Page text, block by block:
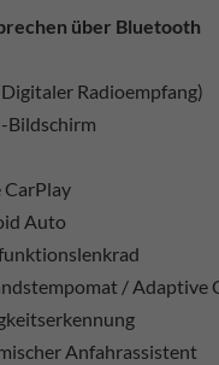
über Bluetooth
Radioempfang)
Bildschirm
CarPlay
Auto
/ Adaptive
Anfahrassistent